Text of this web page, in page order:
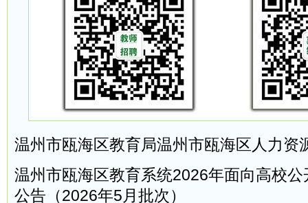
温州市瓯海区教育局温州市瓯海区人力资
温州市瓯海区教育系统2026年面向高校
公告（2026年5月批次）